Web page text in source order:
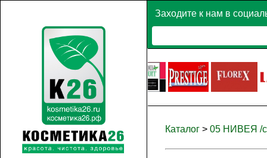
Заходите к нам в
Каталог > 05 НИВЕЯ /